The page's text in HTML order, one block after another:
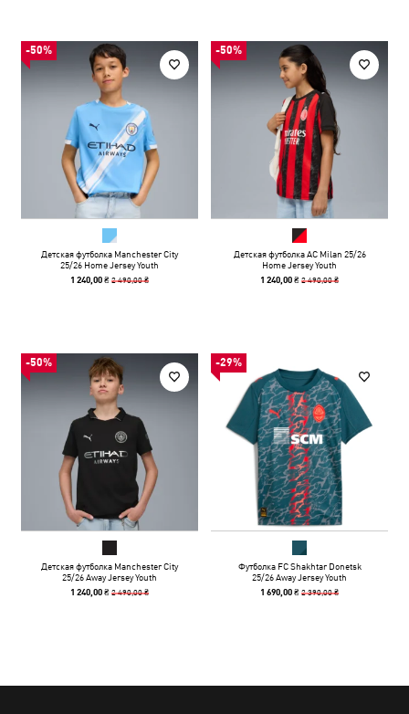
-50%
Детская футболка Manchester City
25/26 Home Jersey Youth
1 240,00 ₴2 490,00 ₴
-50%
Детская футболка AC Milan 25/26
Home Jersey Youth
1 240,00 ₴2 490,00 ₴
-50%
Детская футболка Manchester City
25/26 Away Jersey Youth
1 240,00 ₴2 490,00 ₴
-29%
Футболка FC Shakhtar Donetsk
25/26 Away Jersey Youth
1 690,00 ₴2 390,00 ₴